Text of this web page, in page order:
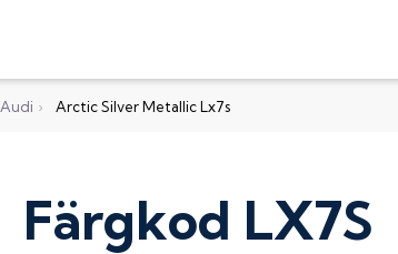
Audi › Arctic Silver Metallic Lx7s
Färgkod LX7S